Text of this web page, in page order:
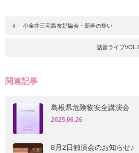
小金井三宅島友好協会・新春の集い
話音ライブ
関連記事
島根県危険物安全講演会
2025.06.26
8月2日独演会のお知らせ♪